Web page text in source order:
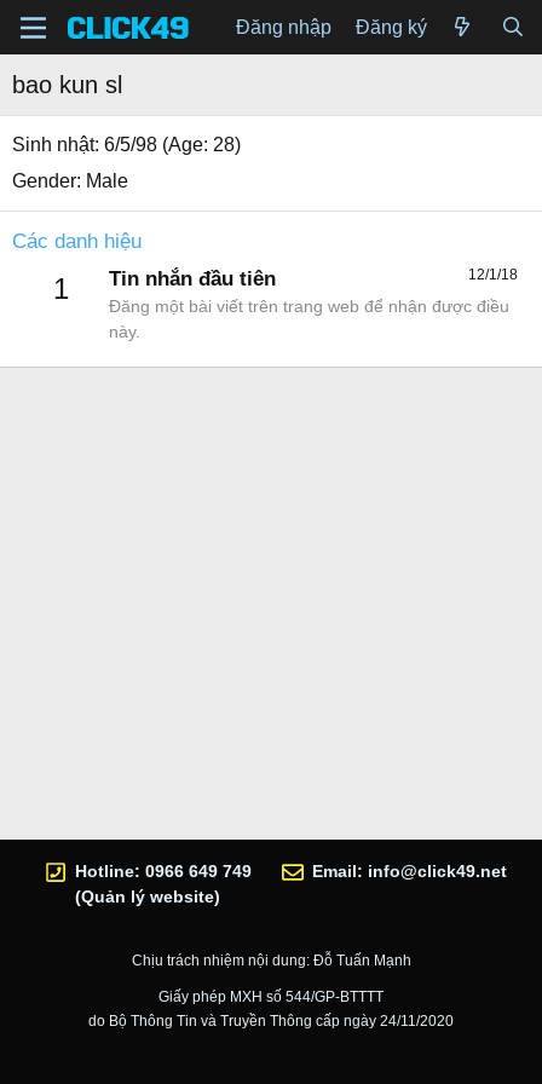
Đăng nhập Đăng ký
bao kun sl
Sinh nhật 6/5/98 (Age: 28)
Gender Male
Các danh hiệu
1 12/1/18
Tin nhắn đầu tiên
Đăng một bài viết trên trang web để nhận được điều
này.
Hotline: 0966 649 749
(Quản lý website)
Email: info@click49.net
Chịu trách nhiệm nội dung: Đỗ Tuấn Mạnh
Giấy phép MXH số 544/GP-BTTTT
do Bộ Thông Tin và Truyền Thông cấp ngày 24/11/2020